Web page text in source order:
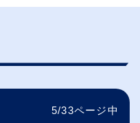
5/33ページ中